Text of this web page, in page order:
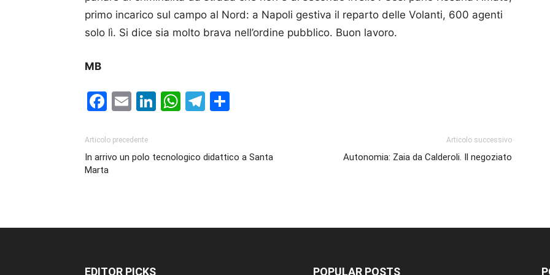
primo incarico sul campo al Nord: a Napoli gestiva il reparto delle Volanti, 600 agenti
solo lì. Si dice sia molto brava nell’ordine pubblico. Buon lavoro.
MB
Facebook
EmailLinkedIn
WhatsApp
Telegram
Articolo precedente
In arrivo un polo tecnologico didattico a Santa
Marta
Articolo successivo
Autonomia: Zaia da Calderoli. Il negoziato
EDITOR PICKS POPULAR POSTS